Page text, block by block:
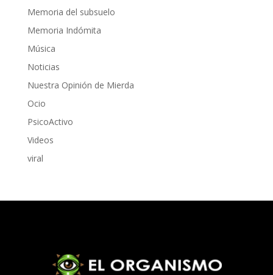
Memoria del subsuelo
Memoria Indómita
Música
Noticias
Nuestra Opinión de Mierda
Ocio
PsicoActivo
Videos
viral